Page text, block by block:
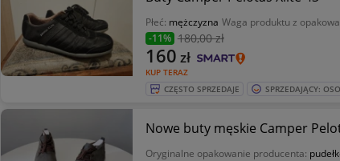
Płeć: mężczyzna Waga produktu z
-11% 180,00 zł
KUP TERAZ
160 zł
CZĘSTO SPRZEDAJE SPRZEDAJĄCY:
Nowe buty męskie Camper
Oryginalne opakowanie producenta: